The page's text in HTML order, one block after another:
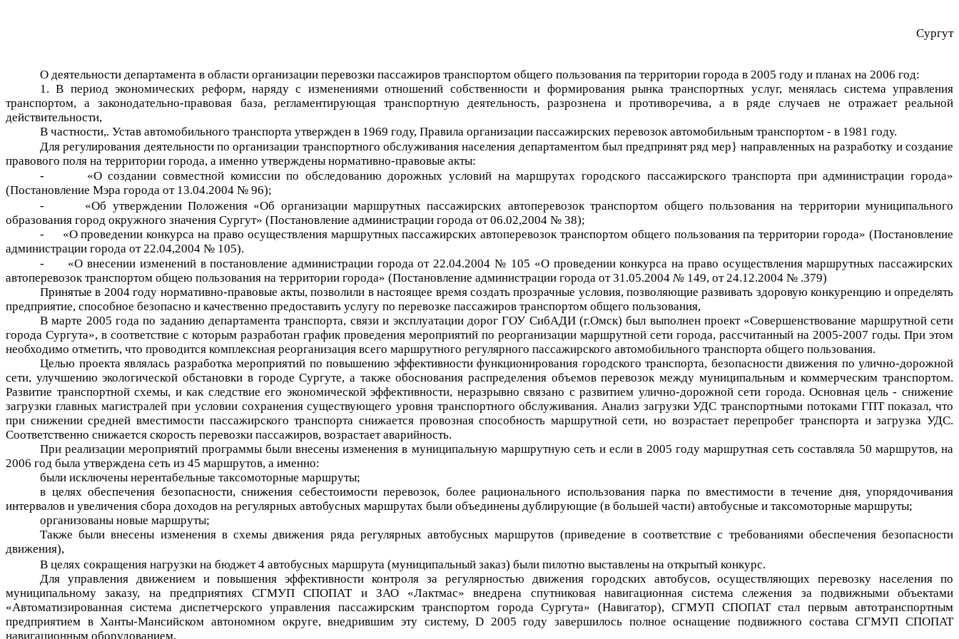
Сургут
О деятельности департамента в области организации перевозки пассажиров транспортом общего пользования па территории города в 2005 году и планах на 2006 год:
1. В период экономических реформ, наряду с изменениями отношений собственности и формирования рынка транспортных услуг, менялась система управления
транспортом, а законодательно-правовая база, регламентирующая транспортную деятельность, разрознена и противоречива, а в ряде случаев не отражает реальной
действительности,
В частности,. Устав автомобильного транспорта утвержден в 1969 году, Правила организации пассажирских перевозок автомобильным транспортом - в 1981 году.
Для регулирования деятельности по организации транспортного обслуживания населения департаментом был предпринят ряд мер} направленных на разработку и создание
правового поля на территории города, а именно утверждены нормативно-правовые акты:
-
«О создании совместной комиссии по обследованию дорожных условий на маршрутах городского пассажирского транспорта при администрации города»
(Постановление Мэра города от 13.04.2004 № 96);
-
«Об утверждении Положения «Об организации маршрутных пассажирских автоперевозок транспортом общего пользования на территории муниципального
образования город окружного значения Сургут» (Постановление администрации города от 06.02,2004 № 38);
-
«О проведении конкурса на право осуществления маршрутных пассажирских автоперевозок транспортом общего пользования па территории города» (Постановление
администрации города от 22.04,2004 № 105).
-
«О внесении изменений в постановление администрации города от 22.04.2004 № 105 «О проведении конкурса на право осуществления маршрутных пассажирских
автоперевозок транспортом общею пользования на территории города» (Постановление администрации города от 31.05.2004 № 149, от 24.12.2004 № .379)
Принятые в 2004 году нормативно-правовые акты, позволили в настоящее время создать прозрачные условия, позволяющие развивать здоровую конкуренцию и определять
предприятие, способное безопасно и качественно предоставить услугу по перевозке пассажиров транспортом общего пользования,
В марте 2005 года по заданию департамента транспорта, связи и эксплуатации дорог ГОУ СибАДИ (г.Омск) был выполнен проект «Совершенствование маршрутной сети
города Сургута», в соответствие с которым разработан график проведения мероприятий по реорганизации маршрутной сети города, рассчитанный на 2005-2007 годы. При этом
необходимо отметить, что проводится комплексная реорганизация всего маршрутного регулярного пассажирского автомобильного транспорта общего пользования.
Целью проекта являлась разработка мероприятий по повышению эффективности функционирования городского транспорта, безопасности движения по улично-дорожной
сети, улучшению экологической обстановки в городе Сургуте, а также обоснования распределения объемов перевозок между муниципальным и коммерческим транспортом.
Развитие транспортной схемы, и как следствие его экономической эффективности, неразрывно связано с развитием улично-дорожной сети города. Основная цель - снижение
загрузки главных магистралей при условии сохранения существующего уровня транспортного обслуживания. Анализ загрузки УДС транспортными потоками ГПТ показал, что
при снижении средней вместимости пассажирского транспорта снижается провозная способность маршрутной сети, но возрастает перепробег транспорта и загрузка УДС.
Соответственно снижается скорость перевозки пассажиров, возрастает аварийность.
При реализации мероприятий программы были внесены изменения в муниципальную маршрутную сеть и если в 2005 году маршрутная сеть составляла 50 маршрутов, на
2006 год была утверждена сеть из 45 маршрутов, а именно:
были исключены нерентабельные таксомоторные маршруты;
в целях обеспечения безопасности, снижения себестоимости перевозок, более рационального использования парка по вместимости в течение дня, упорядочивания
интервалов и увеличения сбора доходов на регулярных автобусных маршрутах были объединены дублирующие (в большей части) автобусные и таксомоторные маршруты;
организованы новые маршруты;
Также были внесены изменения в схемы движения ряда регулярных автобусных маршрутов (приведение в соответствие с требованиями обеспечения безопасности
движения),
В целях сокращения нагрузки на бюджет 4 автобусных маршрута (муниципальный заказ) были пилотно выставлены на открытый конкурс.
Для управления движением и повышения эффективности контроля за регулярностью движения городских автобусов, осуществляющих перевозку населения по
муниципальному заказу, на предприятиях СГМУП СПОПАТ и ЗАО «Лактмас» внедрена спутниковая навигационная система слежения за подвижными объектами
«Автоматизированная система диспетчерского управления пассажирским транспортом города Сургута» (Навигатор), СГМУП СПОПАТ стал первым автотранспортным
предприятием в Ханты-Мансийском автономном округе, внедрившим эту систему,D 2005 году завершилось полное оснащение подвижного состава СГМУП СПОПAT
навигационным оборудованием.